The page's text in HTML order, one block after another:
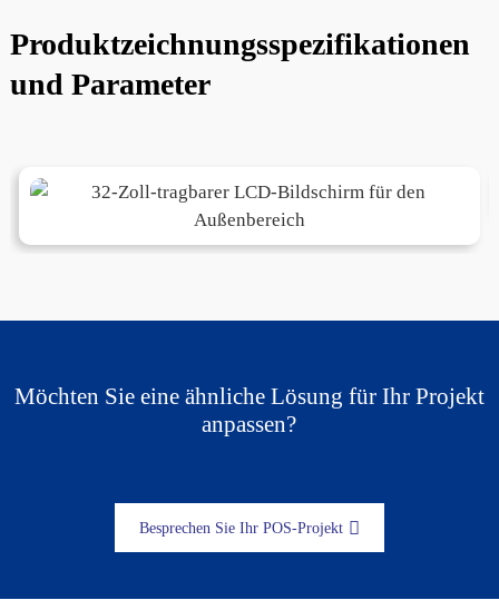
Produktzeichnungsspezifikationen
und Parameter
Möchten Sie eine ähnliche Lösung für Ihr Projekt
anpassen?
Besprechen Sie Ihr POS-Projekt